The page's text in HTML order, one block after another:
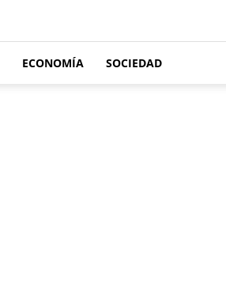
ECONOMÍA SOCIEDAD